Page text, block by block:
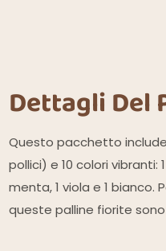
Dettagli Del
Questo pacchetto
pollici) e 10 colori vibranti: 1
menta, 1 viola e 1
queste palline fiorite